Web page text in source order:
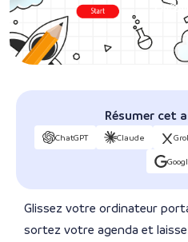
Résumer cet
ChatGPT Claude
Glissez votre ordinateur
sortez votre agenda et